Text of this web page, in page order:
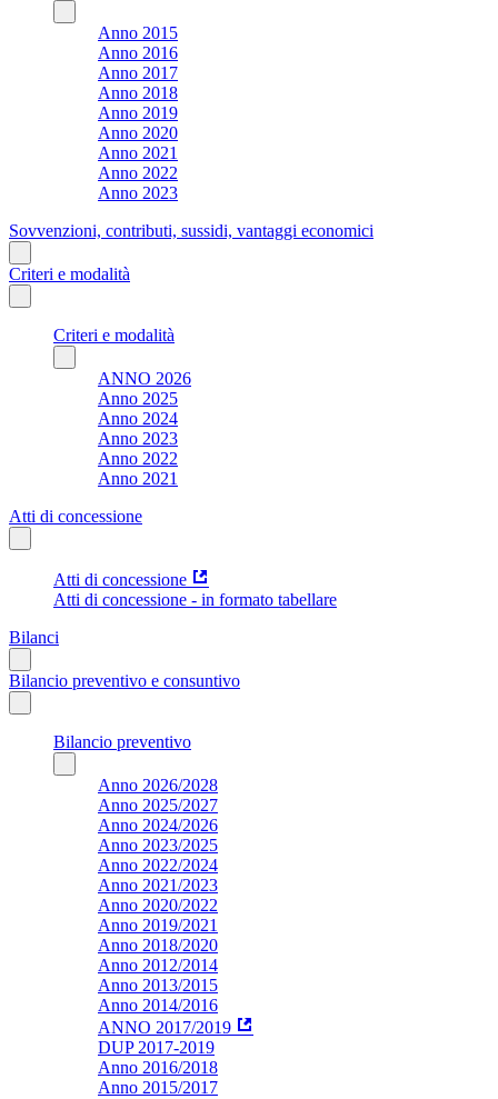
Anno 2015
Anno 2016
Anno 2017
Anno 2018
Anno 2019
Anno 2020
Anno 2021
Anno 2022
Anno 2023
Sovvenzioni, contributi, sussidi, vantaggi economici
Criteri e modalità
Criteri e modalità
ANNO 2026
Anno 2025
Anno 2024
Anno 2023
Anno 2022
Anno 2021
Atti di concessione
Atti di concessione
Atti di concessione - in formato tabellare
Bilanci
Bilancio preventivo e consuntivo
Bilancio preventivo
Anno 2026/2028
Anno 2025/2027
Anno 2024/2026
Anno 2023/2025
Anno 2022/2024
Anno 2021/2023
Anno 2020/2022
Anno 2019/2021
Anno 2018/2020
Anno 2012/2014
Anno 2013/2015
Anno 2014/2016
ANNO 2017/2019
DUP 2017-2019
Anno 2016/2018
Anno 2015/2017